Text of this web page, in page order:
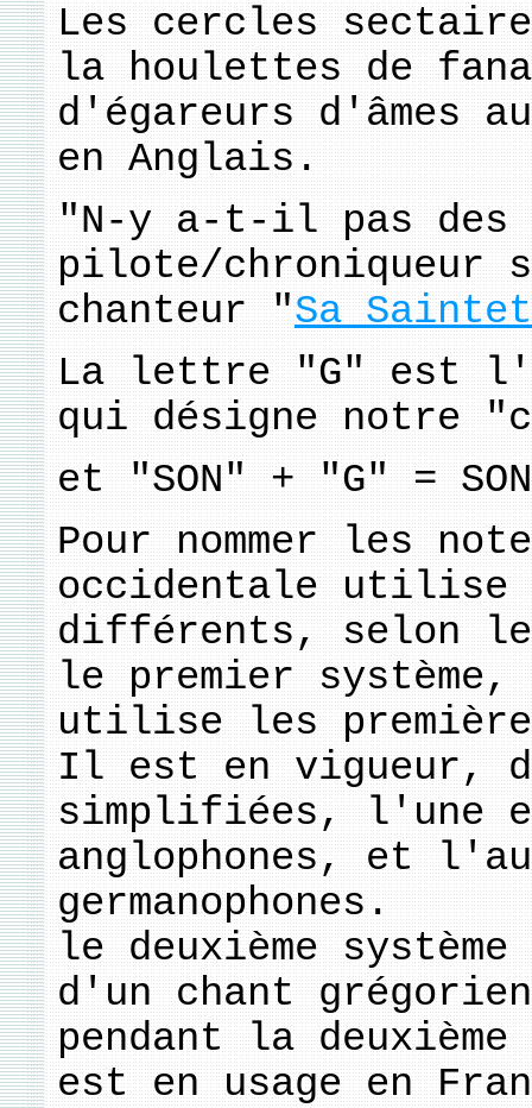
Les cercles
la houlettes de
d'égareurs d'âmes
en Anglais.
"N-y a-t-il pas des
pilote/chroniqueur
chanteur "Sa
La lettre "G" est
qui désigne notre
et "SON" + "G" =
Pour nommer les
occidentale utilise
différents, selon
le premier
utilise les
Il est en vigueur,
simplifiées, l'une
anglophones, et
germanophones.
le deuxième
d'un chant
pendant la
est en usage en